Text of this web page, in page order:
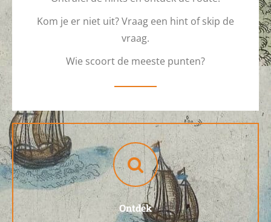
Kom je er niet uit? Vraag een hint of skip de
vraag.
Wie scoort de meeste punten?
Ontdek